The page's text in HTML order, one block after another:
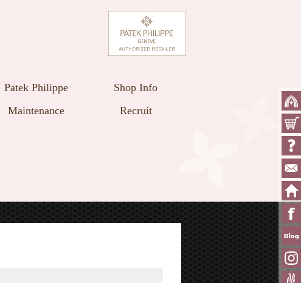
Patek Philippe
Shop Info
Maintenance Recruit